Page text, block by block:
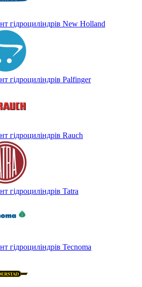
гідроциліндрів New Holland
гідроциліндрів Palfinger
гідроциліндрів Rauch
гідроциліндрів Tatra
гідроциліндрів Tecnoma